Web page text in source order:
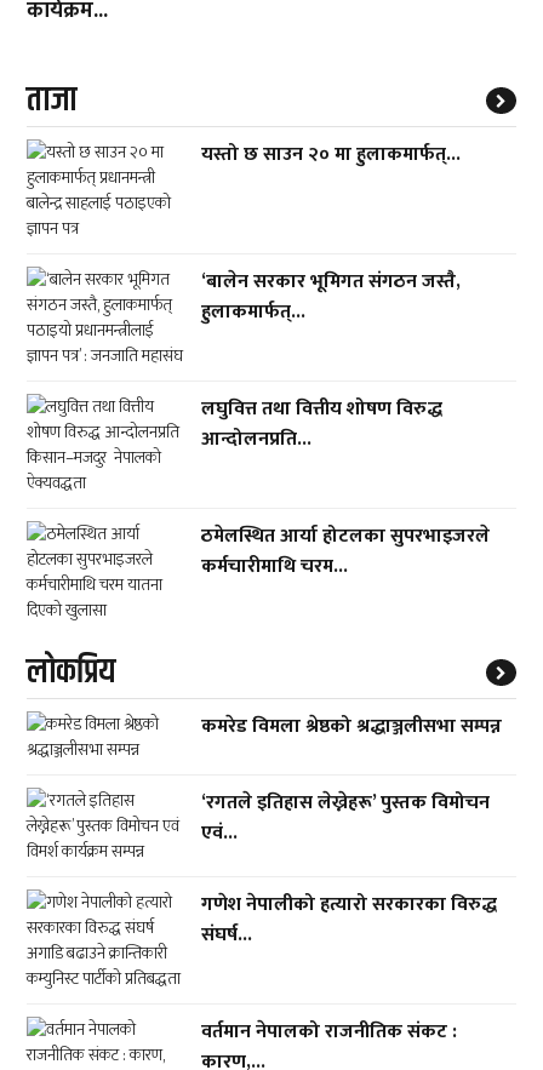
कार्यक्रम...
ताजा
यस्तो छ साउन २० मा हुलाकमार्फत्...
‘बालेन सरकार भूमिगत संगठन जस्तै,
हुलाकमार्फत्...
लघुवित्त तथा वित्तीय शोषण विरुद्ध
आन्दोलनप्रति...
ठमेलस्थित आर्या होटलका सुपरभाइजरले
कर्मचारीमाथि चरम...
लाेकप्रिय
कमरेड विमला श्रेष्ठको श्रद्धाञ्जलीसभा सम्पन्न
‘रगतले इतिहास लेख्नेहरू’ पुस्तक विमोचन
एवं...
गणेश नेपालीको हत्यारो सरकारका विरुद्ध
संघर्ष...
वर्तमान नेपालको राजनीतिक संकट :
कारण,...